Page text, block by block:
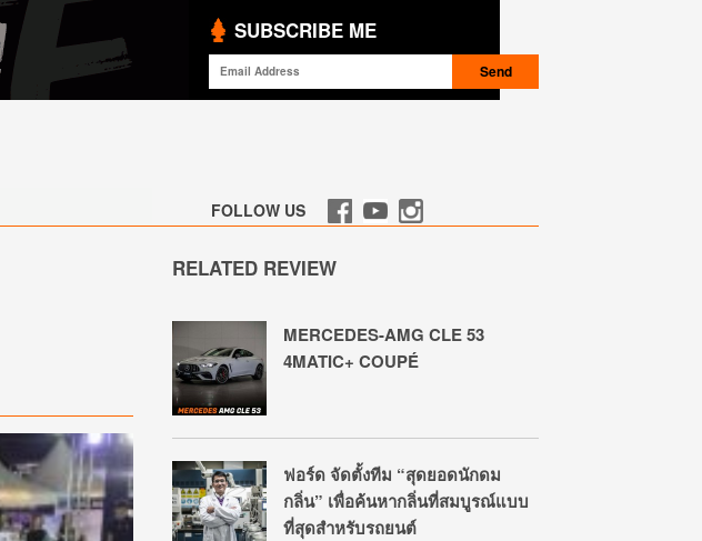
SUBSCRIBE ME
FOLLOW US
RELATED REVIEW
MERCEDES-AMG CLE 53
4MATIC+ COUPÉ
ฟอร์ด จัดตั้งทีม “สุดยอดนักดม
กลิ่น” เพื่อค้นหากลิ่นที่สมบูรณ์แบบ
ที่สุดสำหรับรถยนต์